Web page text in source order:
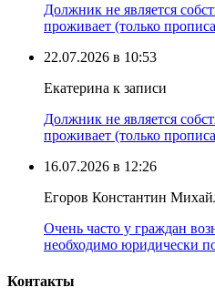
Должник не является
проживает (только
22.07.2026 в 10:53
Екатерина к записи
Должник не является
проживает (только
16.07.2026 в 12:26
Егоров Константин
Очень часто у граждан
необходимо юридически
Контакты